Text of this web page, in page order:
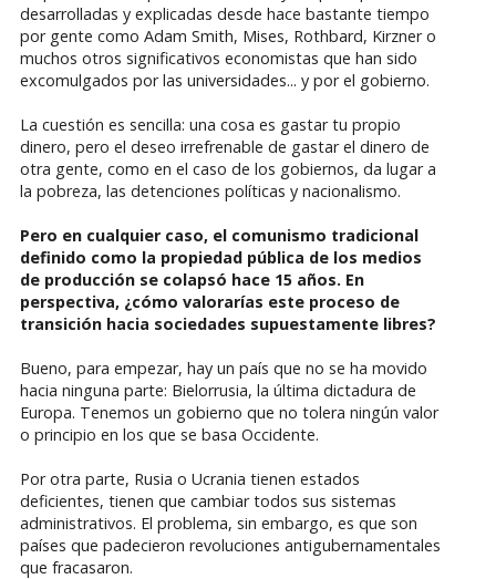
desarrolladas y explicadas desde hace bastante tiempo
por gente como Adam Smith, Mises, Rothbard, Kirzner o
muchos otros significativos economistas que han sido
excomulgados por las universidades... y por el gobierno.
La cuestión es sencilla: una cosa es gastar tu propio
dinero, pero el deseo irrefrenable de gastar el dinero de
otra gente, como en el caso de los gobiernos, da lugar a
la pobreza, las detenciones políticas y nacionalismo.
Pero en cualquier caso, el comunismo tradicional
definido como la propiedad pública de los medios
de producción se colapsó hace 15 años. En
perspectiva, ¿cómo valorarías este proceso de
transición hacia sociedades supuestamente libres?
Bueno, para empezar, hay un país que no se ha movido
hacia ninguna parte: Bielorrusia, la última dictadura de
Europa. Tenemos un gobierno que no tolera ningún valor
o principio en los que se basa Occidente.
Por otra parte, Rusia o Ucrania tienen estados
deficientes, tienen que cambiar todos sus sistemas
administrativos. El problema, sin embargo, es que son
países que padecieron revoluciones antigubernamentales
que fracasaron.